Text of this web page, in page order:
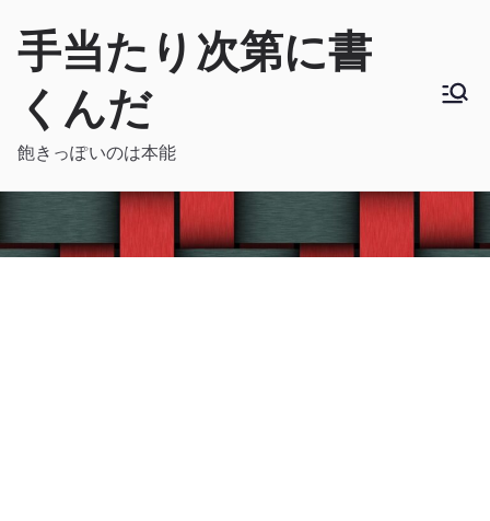
手当たり次第に書
くんだ
飽きっぽいのは本能